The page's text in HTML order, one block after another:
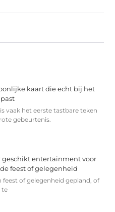
kaart die echt bij het
vaak het eerste tastbare teken
gebeurtenis.
geschikt entertainment voor
feest of gelegenheid
feest of gelegenheid gepland, of
te